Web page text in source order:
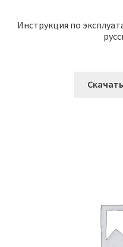
Инструкция по